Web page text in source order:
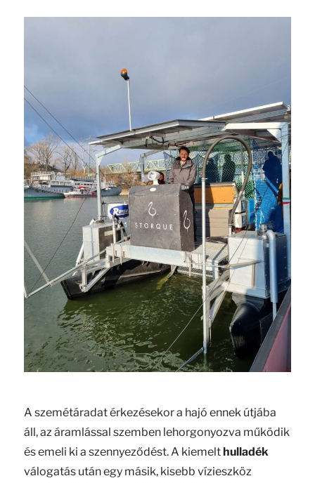
A szemétáradat érkezésekor a hajó ennek útjába
áll, az áramlással szemben lehorgonyozva működik
és emeli ki a szennyeződést. A kiemelthulladék
válogatás után egy másik, kisebb vízieszköz